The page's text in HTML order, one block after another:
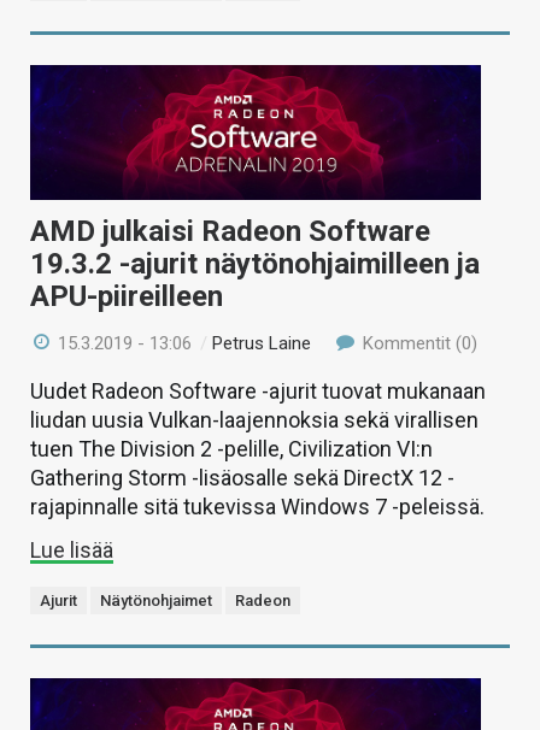
AMD julkaisi Radeon Software
19.3.2 -ajurit näytönohjaimilleen ja
APU-piireilleen
15.3.2019 - 13:06 / Petrus Laine Kommentit (0)
Uudet Radeon Software -ajurit tuovat mukanaan
liudan uusia Vulkan-laajennoksia sekä virallisen
tuen The Division 2 -pelille, Civilization VI:n
Gathering Storm -lisäosalle sekä DirectX 12 -
rajapinnalle sitä tukevissa Windows 7 -peleissä.
Lue lisää
Ajurit Näytönohjaimet Radeon